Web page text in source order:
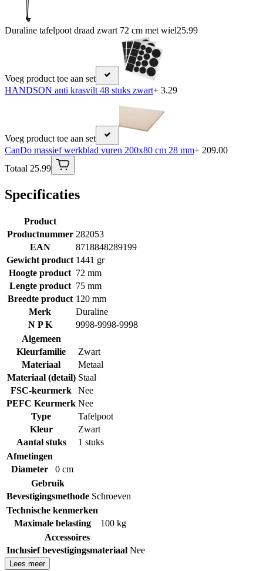
Duraline tafelpoot draad zwart 72 cm met wiel25.99
Voeg product toe aan set
HANDSON anti krasvilt 48 stuks zwart+ 3.29
Voeg product toe aan set
CanDo massief werkblad vuren 200x80 cm 28 mm+ 209.00
Totaal 25.99
Specificaties
Product
Productnummer 282053
EAN
8718848289199
Gewicht product 1441 gr
Hoogte product 72 mm
Lengte product 75 mm
Breedte product 120 mm
Merk
Duraline
N P K
9998-9998-9998
Algemeen
Kleurfamilie
Zwart
Materiaal
Metaal
Materiaal (detail) Staal
FSC-keurmerk
Nee
PEFC Keurmerk Nee
Type
Tafelpoot
Kleur
Zwart
Aantal stuks
1 stuks
Afmetingen
Diameter
0 cm
Gebruik
Bevestigingsmethode Schroeven
Technische kenmerken
Maximale belasting
100 kg
Accessoires
Inclusief bevestigingsmateriaal Nee
Lees meer